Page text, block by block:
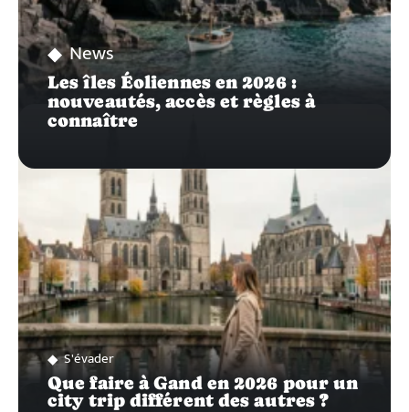
News
Les îles Éoliennes en 2026 :
nouveautés, accès et règles à
connaître
S'évader
Que faire à Gand en 2026 pour un
city trip différent des autres ?